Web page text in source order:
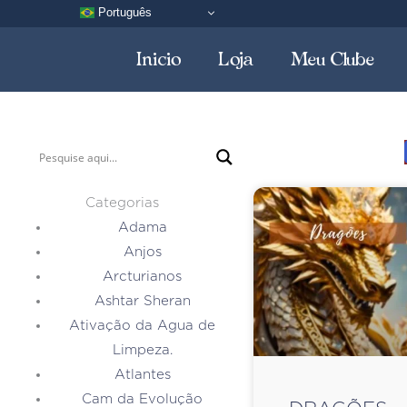
Português
Inicio Loja Meu Clube
Categorias
Adama
Anjos
Arcturianos
Ashtar Sheran
Ativação da Agua de
Limpeza.
Atlantes
Cam da Evolução